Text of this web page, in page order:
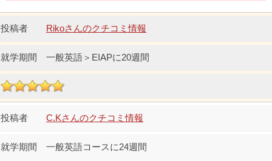
Rikoさんのクチコミ情報
一般英語＞EIAPに20週間
C.Kさんのクチコミ情報
一般英語コースに24週間